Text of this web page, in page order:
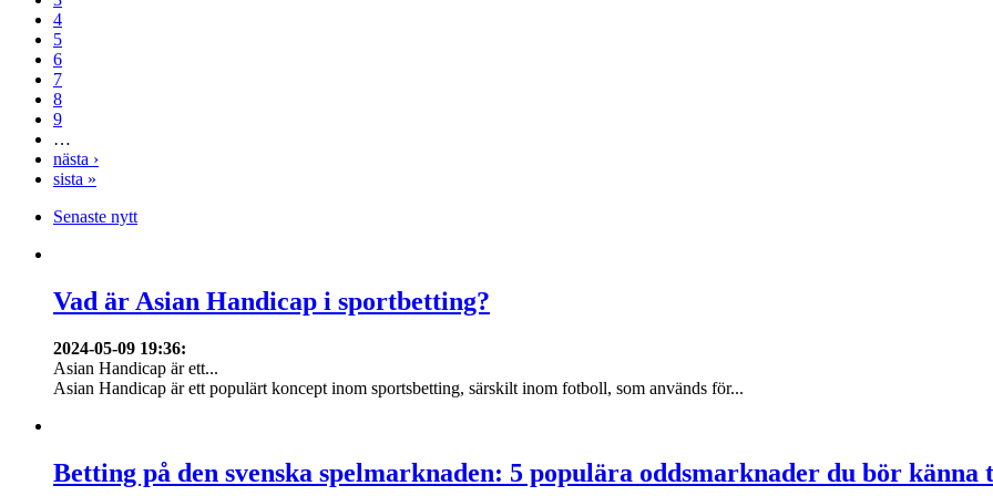
4
5
6
7
8
9
…
nästa ›
sista »
Senaste nytt
Vad är Asian Handicap i sportbetting?
2024-05-09 19:36:
Asian Handicap är ett...
Asian Handicap är ett populärt koncept inom sportsbetting, särskilt inom fotboll, som används för...
Betting på den svenska spelmarknaden: 5 populära oddsmarknader du bör känna